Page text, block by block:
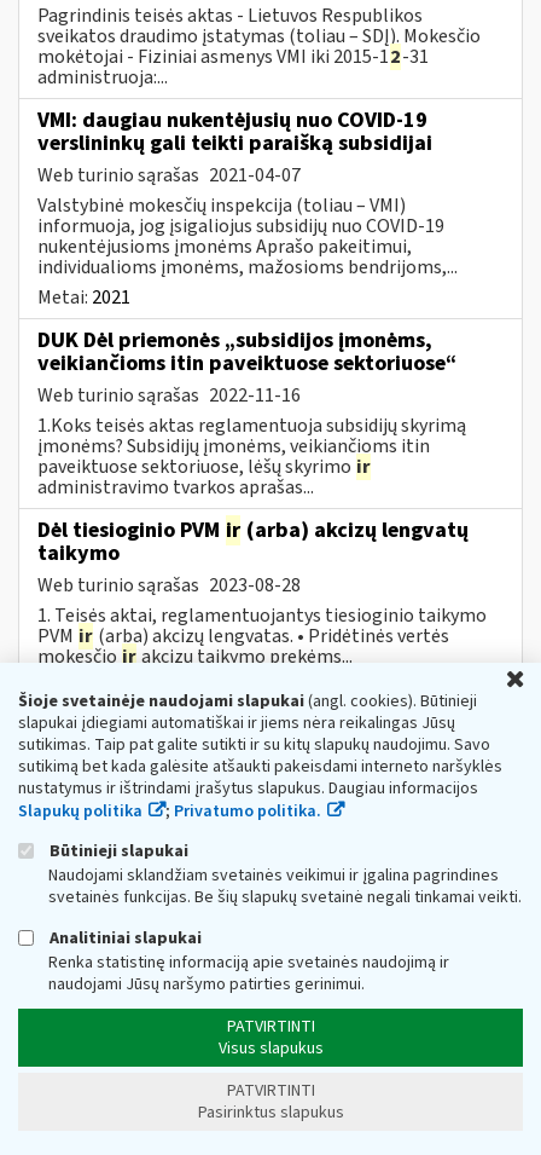
Pagrindinis teisės aktas - Lietuvos Respublikos
sveikatos draudimo įstatymas (toliau – SDĮ). Mokesčio
mokėtojai - Fiziniai asmenys VMI iki 2015-12-31
administruoja:...
VMI: daugiau nukentėjusių nuo COVID-19
verslininkų gali teikti paraišką subsidijai
Web turinio sąrašas 2021-04-07
Valstybinė mokesčių inspekcija (toliau – VMI)
informuoja, jog įsigaliojus subsidijų nuo COVID-19
nukentėjusioms įmonėms Aprašo pakeitimui,
individualioms įmonėms, mažosioms bendrijoms,...
Metai: 2021
DUK Dėl priemonės „subsidijos įmonėms,
veikiančioms itin paveiktuose sektoriuose“
Web turinio sąrašas 2022-11-16
1.Koks teisės aktas reglamentuoja subsidijų skyrimą
įmonėms? Subsidijų įmonėms, veikiančioms itin
paveiktuose sektoriuose, lėšų skyrimo ir
administravimo tvarkos aprašas...
Dėl tiesioginio PVM ir (arba) akcizų lengvatų
taikymo
Web turinio sąrašas 2023-08-28
1. Teisės aktai, reglamentuojantys tiesioginio taikymo
PVM ir (arba) akcizų lengvatas. • Pridėtinės vertės
mokesčio irakcizų taikymo prekėms...
DUK Dėl priemonės „subsidijos įmonėms,
veikiančioms itin paveiktuose sektoriuose“
Web turinio sąrašas 2022-11-16
1. Koks teisės aktas reglamentuoja subsidijų skyrimą
įmonėms? Subsidijų įmonėms, veikiančioms itin
paveiktuose sektoriuose, lėšų skyrimo
administravimo tvarkos...
Dėl Lietuvos Respublikos akcizų įstatymo
pakeitimo nuo 2023 m. vasario 13 d.
Web turinio sąrašas
Informuojame, kad, vadovaujantis Lietuvos Respublikos
akcizų įstatymo (toliau − AĮ) pakeitimu Nr. XIV-777[1],
nuo 2023 m. vasario 13 d. įsigalioja šie AĮ pakeitimai:
nustatoma, kad akcizais...
Metai:2023 Mokesčių įstatymų pakeitimai:MĮP 2021 »
Akcizų mokesčių pakeitimai nuo 2023 m.
Dėl VMI prie FM viršininko 2010 m. rugpjūčio
Šioje svetainėje naudojami slapukai(angl. cookies). Būtinieji
slapukai įdiegiami automatiškai ir jiems nėra reikalingas Jūsų
sutikimas. Taip pat galite sutikti ir su kitų slapukų naudojimu. Savo
sutikimą bet kada galėsite atšaukti pakeisdami interneto naršyklės
nustatymus ir ištrindami įrašytus slapukus. Daugiau informacijos
Slapukų politika
; Privatumo politika.
Būtinieji slapukai
Naudojami sklandžiam svetainės veikimui ir įgalina pagrindines
svetainės funkcijas. Be šių slapukų svetainė negali tinkamai veikti.
Analitiniai slapukai
Renka statistinę informaciją apie svetainės naudojimą ir
naudojami Jūsų naršymo patirties gerinimui.
PATVIRTINTI
Visus slapukus
PATVIRTINTI
Pasirinktus slapukus